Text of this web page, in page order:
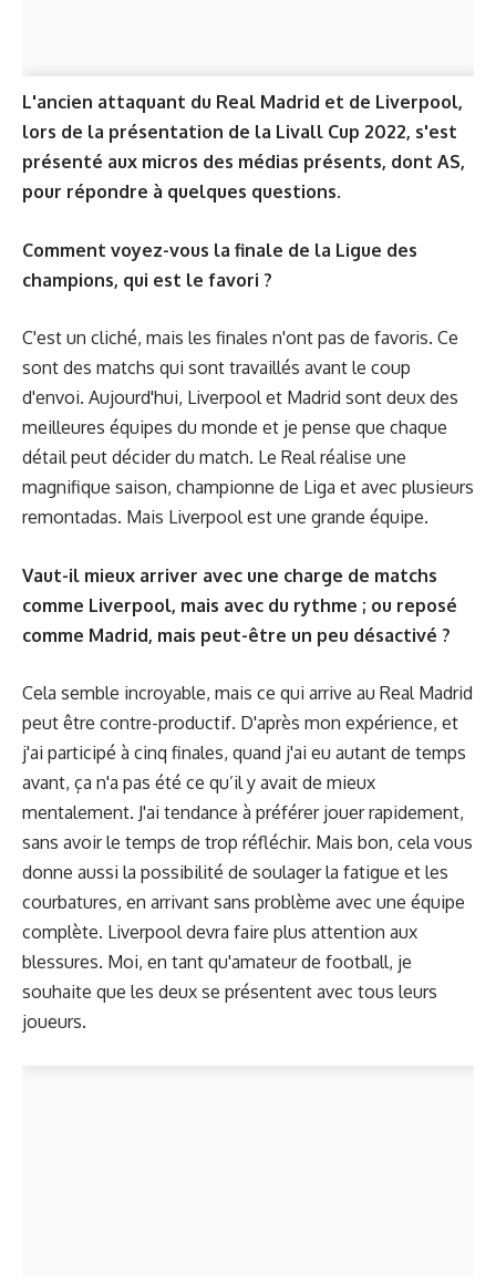
L'ancien attaquant du Real Madrid et de Liverpool,
lors de la présentation de la Livall Cup 2022, s'est
présenté aux micros des médias présents, dont AS,
pour répondre à quelques questions.
Comment voyez-vous la finale de la Ligue des
champions, qui est le favori ?
C'est un cliché, mais les finales n'ont pas de favoris. Ce
sont des matchs qui sont travaillés avant le coup
d'envoi. Aujourd'hui, Liverpool et Madrid sont deux des
meilleures équipes du monde et je pense que chaque
détail peut décider du match. Le Real réalise une
magnifique saison, championne de Liga et avec plusieurs
remontadas. Mais Liverpool est une grande équipe.
Vaut-il mieux arriver avec une charge de matchs
comme Liverpool, mais avec du rythme ; ou reposé
comme Madrid, mais peut-être un peu désactivé ?
Cela semble incroyable, mais ce qui arrive au Real Madrid
peut être contre-productif. D'après mon expérience, et
j'ai participé à cinq finales, quand j'ai eu autant de temps
avant, ça n'a pas été ce qu’il y avait de mieux
mentalement. J'ai tendance à préférer jouer rapidement,
sans avoir le temps de trop réfléchir. Mais bon, cela vous
donne aussi la possibilité de soulager la fatigue et les
courbatures, en arrivant sans problème avec une équipe
complète. Liverpool devra faire plus attention aux
blessures. Moi, en tant qu'amateur de football, je
souhaite que les deux se présentent avec tous leurs
joueurs.